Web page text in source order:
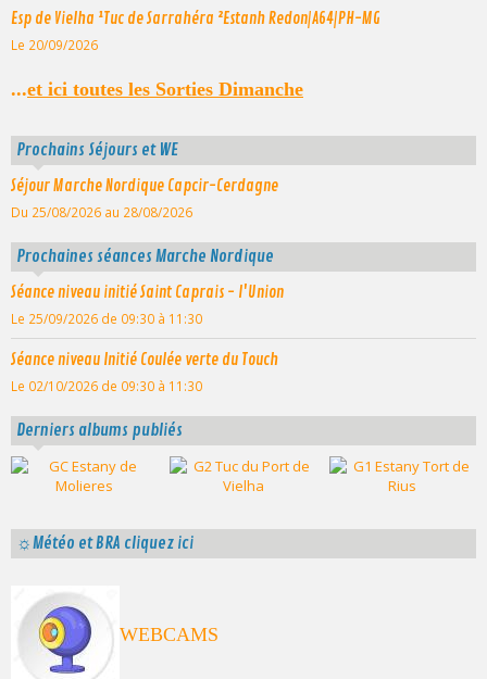
Esp de Vielha ¹Tuc de Sarrahéra ²Estanh Redon|A64|PH-MG
Le 20/09/2026
...et ici toutes les Sorties Dimanche
Prochains Séjours et WE
Séjour Marche Nordique Capcir-Cerdagne
Du 25/08/2026 au 28/08/2026
Prochaines séances Marche Nordique
Séance niveau initié Saint Caprais - l'Union
Le 25/09/2026 de 09:30 à 11:30
Séance niveau Initié Coulée verte du Touch
Le 02/10/2026 de 09:30 à 11:30
Derniers albums publiés
☼Météo et BRA cliquez ici
WEBCAMS